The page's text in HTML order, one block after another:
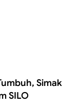
Simak
SILO